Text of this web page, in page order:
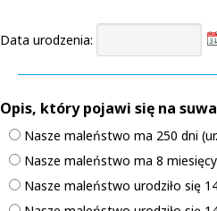
Data urodzenia:
Opis, który pojawi się na
Nasze maleństwo ma 250 dni
Nasze maleństwo ma 8
Nasze maleństwo urodziło się